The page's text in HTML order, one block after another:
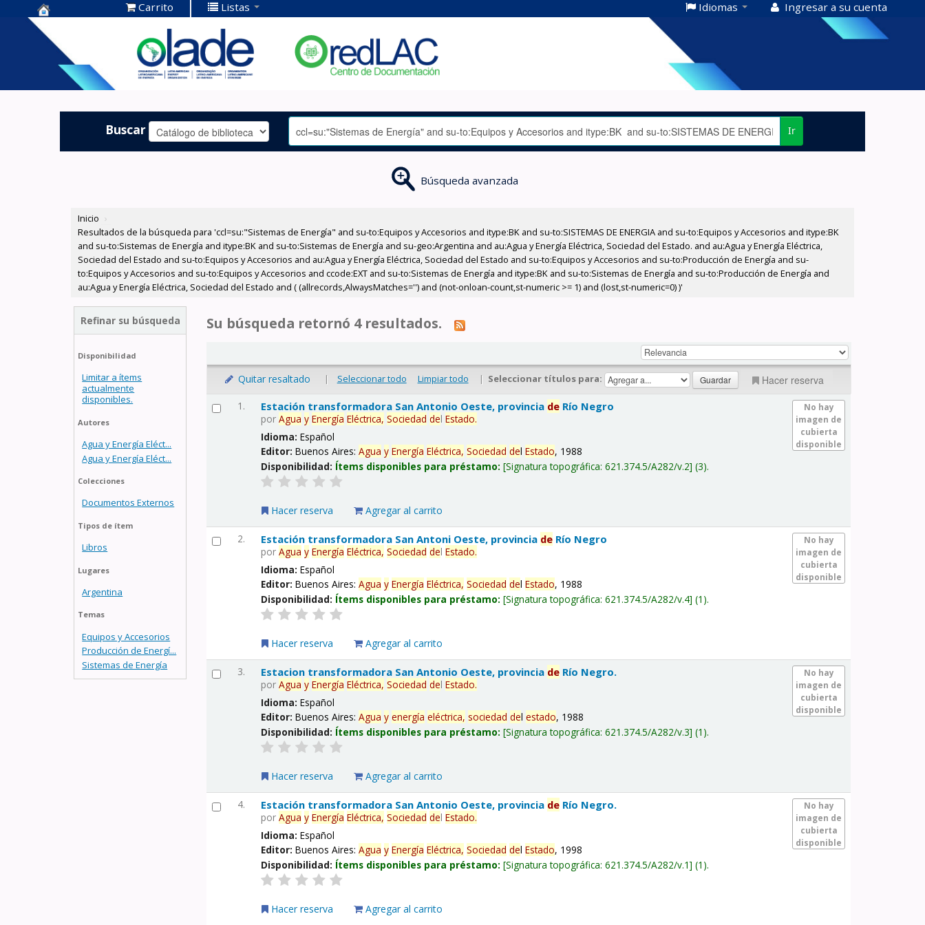
Centro de
Documentación
OLADE -
Carrito Listas Idiomas Ingresar a su cuenta
Buscar Ir
Búsqueda avanzada
Inicio ›
Resultados de la búsqueda para 'ccl=su:"Sistemas de Energía" and su-to:Equipos y Accesorios and itype:BK and su-to:SISTEMAS DE ENERGIA and su-to:Equipos y Accesorios and itype:BK
and su-to:Sistemas de Energía and itype:BK and su-to:Sistemas de Energía and su-geo:Argentina and au:Agua y Energía Eléctrica, Sociedad del Estado. and au:Agua y Energía Eléctrica,
Sociedad del Estado and su-to:Equipos y Accesorios and au:Agua y Energía Eléctrica, Sociedad del Estado and su-to:Equipos y Accesorios and su-to:Producción de Energía and su-
to:Equipos y Accesorios and su-to:Equipos y Accesorios and ccode:EXT and su-to:Sistemas de Energía and itype:BK and su-to:Sistemas de Energía and su-to:Producción de Energía and
au:Agua y Energía Eléctrica, Sociedad del Estado and ( (allrecords,AlwaysMatches='') and (not-onloan-count,st-numeric >= 1) and (lost,st-numeric=0) )'
Refinar su búsqueda
Disponibilidad
Limitar a ítems
actualmente
disponibles.
Autores
Agua y Energía Eléct...
Agua y Energía Eléct...
Colecciones
Documentos Externos
Tipos de ítem
Libros
Lugares
Argentina
Temas
Equipos y Accesorios
Producción de Energí...
Sistemas de Energía
Su búsqueda retornó 4 resultados.
Quitar resaltado | Seleccionar todo Limpiar todo | Seleccionar títulos para: Hacer reserva
1.
No hay
imagen de
cubierta
disponible
Estación transformadora San Antonio Oeste, provincia de Río Negro
porAgua y Energía Eléctrica, Sociedad delEstado.
Idioma:Español
Editor:Buenos Aires:Agua y Energía Eléctrica, Sociedad delEstado, 1988
Disponibilidad: Ítems disponibles para préstamo: Signatura topográfica:621.374.5/A282/v.2 (3).
Hacer reserva Agregar al carrito
2.
No hay
imagen de
cubierta
disponible
Estación transformadora San Antoni Oeste, provincia de Río Negro
porAgua y Energía Eléctrica, Sociedad delEstado.
Idioma:Español
Editor:Buenos Aires:Agua y Energía Eléctrica, Sociedad delEstado, 1988
Disponibilidad: Ítems disponibles para préstamo: Signatura topográfica:621.374.5/A282/v.4 (1).
Hacer reserva Agregar al carrito
3.
No hay
imagen de
cubierta
disponible
Estacion transformadora San Antonio Oeste, provincia de Río Negro.
porAgua y Energía Eléctrica, Sociedad delEstado.
Idioma:Español
Editor:Buenos Aires:Agua y energía eléctrica, sociedad delestado, 1988
Disponibilidad: Ítems disponibles para préstamo: Signatura topográfica:621.374.5/A282/v.3 (1).
Hacer reserva Agregar al carrito
4.
No hay
imagen de
cubierta
disponible
Estación transformadora San Antonio Oeste, provincia de Río Negro.
porAgua y Energía Eléctrica, Sociedad delEstado.
Idioma:Español
Editor:Buenos Aires:Agua y Energía Eléctrica, Sociedad delEstado, 1998
Disponibilidad: Ítems disponibles para préstamo: Signatura topográfica:621.374.5/A282/v.1 (1).
Hacer reserva Agregar al carrito